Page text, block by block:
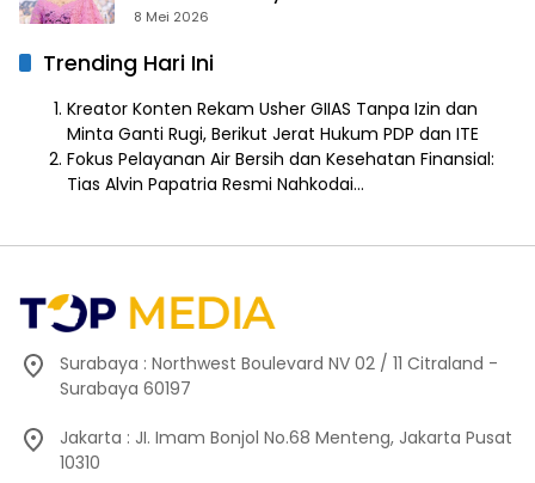
8 Mei 2026
Trending Hari Ini
Kreator Konten Rekam Usher GIIAS Tanpa Izin dan
Minta Ganti Rugi, Berikut Jerat Hukum PDP dan ITE
Fokus Pelayanan Air Bersih dan Kesehatan Finansial:
Tias Alvin Papatria Resmi Nahkodai…
Surabaya : Northwest Boulevard NV 02 / 11 Citraland -
Surabaya 60197
Jakarta : JI. Imam Bonjol No.68 Menteng, Jakarta Pusat
10310